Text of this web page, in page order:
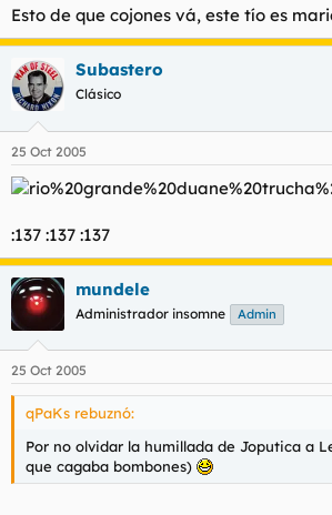
Esto de que cojones vá, este tío es
Subastero
Clásico
25 Oct 2005
:137 :137 :137
mundele
Administrador insomne Admin
25 Oct 2005
qPaKs rebuznó:
Por no olvidar la humillada de Joputica a
que cagaba bombones)